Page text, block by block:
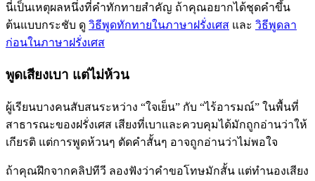
นี่เป็นเหตุผลหนึ่งที่คำทักทายสำคัญ ถ้าคุณอยากได้ชุดคำขึ้น
ต้นแบบกระชับ ดู วิธีพูดทักทายในภาษาฝรั่งเศส และ วิธีพูดลา
ก่อนในภาษาฝรั่งเศส
พูดเสียงเบา แต่ไม่ห้วน
ผู้เรียนบางคนสับสนระหว่าง “ใจเย็น” กับ “ไร้อารมณ์” ในพื้นที่
สาธารณะของฝรั่งเศส เสียงที่เบาและควบคุมได้มักถูกอ่านว่าให้
เกียรติ แต่การพูดห้วนๆ ตัดคำสั้นๆ อาจถูกอ่านว่าไม่พอใจ
ถ้าคุณฝึกจากคลิปทีวี ลองฟังว่าคำขอโทษมักสั้น แต่ทำนองเสียง